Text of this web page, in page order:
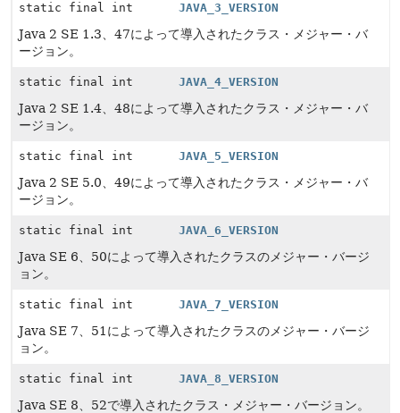
static final int JAVA_3_VERSION
Java 2 SE 1.3、47によって導入されたクラス・メジャー・バ
ージョン。
static final int JAVA_4_VERSION
Java 2 SE 1.4、48によって導入されたクラス・メジャー・バ
ージョン。
static final int JAVA_5_VERSION
Java 2 SE 5.0、49によって導入されたクラス・メジャー・バ
ージョン。
static final int JAVA_6_VERSION
Java SE 6、50によって導入されたクラスのメジャー・バージ
ョン。
static final int JAVA_7_VERSION
Java SE 7、51によって導入されたクラスのメジャー・バージ
ョン。
static final int JAVA_8_VERSION
Java SE 8、52で導入されたクラス・メジャー・バージョン。